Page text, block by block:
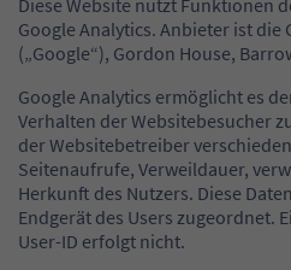
Google Analytics. Anbieter ist die
(„Google“), Gordon House,
Google Analytics ermöglicht es
Verhalten der Websitebesucher
der Websitebetreiber
Seitenaufrufe, Verweildauer,
Herkunft des Nutzers. Diese
Endgerät des Users zugeordnet.
User-ID erfolgt nicht.